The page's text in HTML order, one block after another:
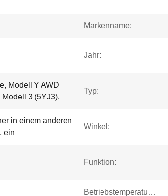
Markenname:
Jahr:
Modell Y AWD
Modell 3 (5YJ3),
Typ:
in einem anderen
ein
Winkel:
Funktion:
Betriebstemperaturbereich: